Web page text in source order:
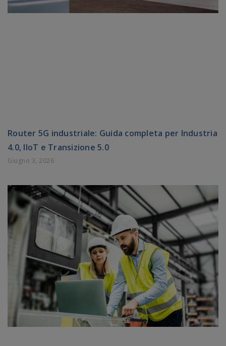
Router 5G industriale: Guida completa per Industria
4.0, IIoT e Transizione 5.0
Giugno 3, 2026